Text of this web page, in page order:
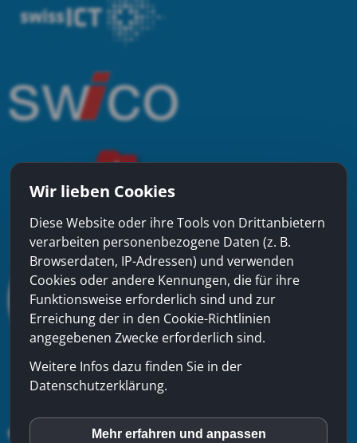
Wir lieben Cookies
Diese Website oder ihre Tools von Drittanbietern
verarbeiten personenbezogene Daten (z. B.
Browserdaten, IP-Adressen) und verwenden
Cookies oder andere Kennungen, die für ihre
Funktionsweise erforderlich sind und zur
Erreichung der in den Cookie-Richtlinien
angegebenen Zwecke erforderlich sind.
Weitere Infos dazu finden Sie in der
Datenschutzerklärung.
inCMS
Mehr erfahren und anpassen